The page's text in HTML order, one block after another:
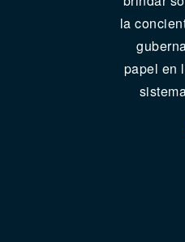
la
papel en